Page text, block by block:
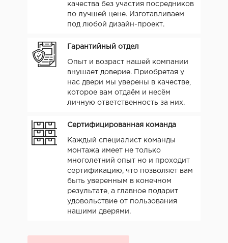
качества без участия посредников
по лучшей цене. Изготавливаем
под любой дизайн-проект.
Гарантийный отдел
Опыт и возраст нашей компании
внушает доверие. Приобретая у
нас двери мы уверены в качестве,
которое вам отдаём и несём
личную ответственность за них.
Сертифицированная команда
Каждый специалист команды
монтажа имеет не только
многолетний опыт но и проходит
сертификацию, что позволяет вам
быть уверенным в конечном
результате, а главное подарит
удовольствие от пользования
нашими дверями.